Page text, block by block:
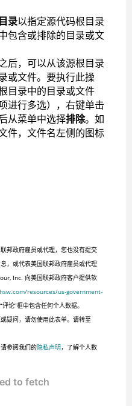
录以指定源代码根目录
包含或排除的目录或文
后，可以从该源根目录
或文件。要执行此操
目录中的目录或文件
进行多选），右键单击
从菜单中选择排除。如
件，文件名左侧的图标
邦政府雇员或代理，您也没有提交
，或代表美国联邦政府雇员或代理
Inc. 向美国联邦政府客户提供软
resources/us-government-
论”框中包含任何个人数据。
疑问，请勿使用此表单。请转至
参阅我们的隐私声明，了解个人数